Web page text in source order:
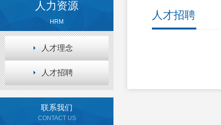
人力资源
HRM
人才理念
人才招聘
联系我们
CONTACT US
人才招聘